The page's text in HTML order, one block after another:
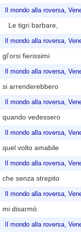
Il mondo alla roversa,
Le tigri barbare,
Il mondo alla roversa,
gl’orsi fierissimi
Il mondo alla roversa,
si arrenderebbero
Il mondo alla roversa,
quando vedessero
Il mondo alla roversa,
quel volto amabile
Il mondo alla roversa,
che senza strepito
Il mondo alla roversa,
mi disarmò.
Il mondo alla roversa,